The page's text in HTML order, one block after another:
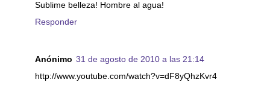
Sublime belleza! Hombre al agua!
Responder
Anónimo 31 de agosto de 2010 a las 21:14
http://www.youtube.com/watch?v=dF8yQhzKvr4